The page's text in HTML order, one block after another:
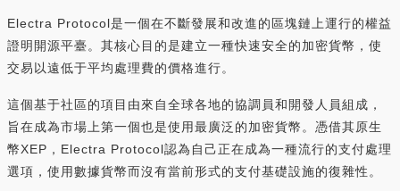
Electra Protocol是一個在不斷發展和改進的區塊鏈上運行的權益
證明開源平臺。其核心目的是建立一種快速安全的加密貨幣，使
交易以遠低于平均處理費的價格進行。
這個基于社區的項目由來自全球各地的協調員和開發人員組成，
旨在成為市場上第一個也是使用最廣泛的加密貨幣。憑借其原生
幣XEP，Electra Protocol認為自己正在成為一種流行的支付處理
選項，使用數據貨幣而沒有當前形式的支付基礎設施的復雜性。